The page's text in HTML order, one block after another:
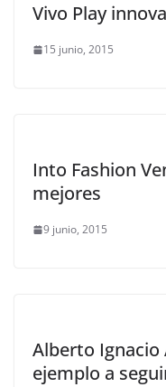
Vivo Play
15 junio, 2015
Into Fashion
mejores
9 junio, 2015
Alberto Ignacio
ejemplo a